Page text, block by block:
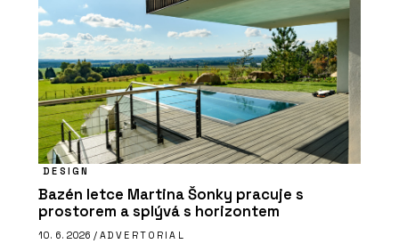
DESIGN
Bazén letce Martina Šonky pracuje s
prostorem a splývá s horizontem
10. 6. 2026 / ADVERTORIAL